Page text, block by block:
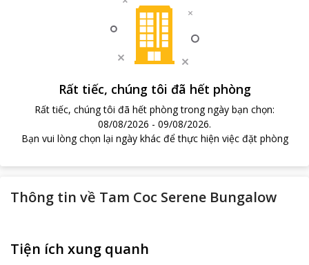
Rất tiếc, chúng tôi đã hết phòng
Rất tiếc, chúng tôi đã hết phòng trong ngày bạn chọn:
08/08/2026 - 09/08/2026.
Bạn vui lòng chọn lại ngày khác để thực hiện việc đặt phòng
Thông tin về Tam Coc Serene Bungalow
Tiện ích xung quanh